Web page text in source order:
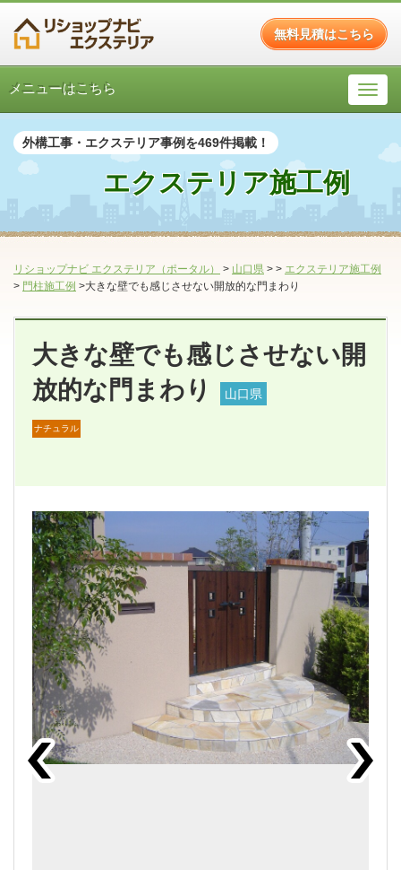
無料見積はこちら
メニューはこちら
外構工事・エクステリア事例を469件掲載！
エクステリア施工例
リショップナビ エクステリア（ポータル） > 山口県 > > エクステリア施工例
> 門柱施工例 >大きな壁でも感じさせない開放的な門まわり
大きな壁でも感じさせない開
放的な門まわり
山口県
ナチュラル